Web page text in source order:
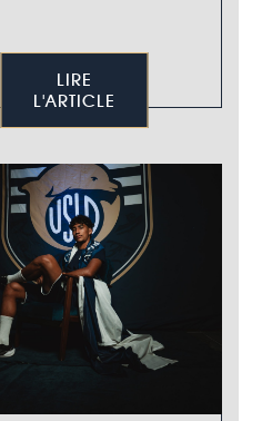
LIRE
L'ARTICLE